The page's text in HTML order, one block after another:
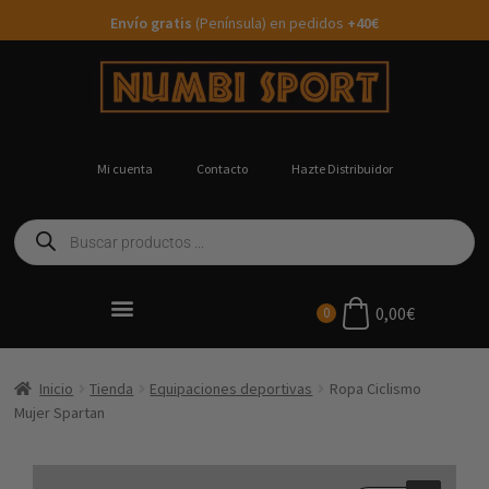
Envío gratis (Península) en pedidos +40€
Mi cuenta Contacto Hazte Distribuidor
0 0,00€
Inicio Tienda Equipaciones deportivas
Ropa Ciclismo
Mujer Spartan